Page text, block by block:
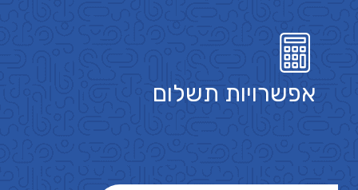
אפשרויות תשלום